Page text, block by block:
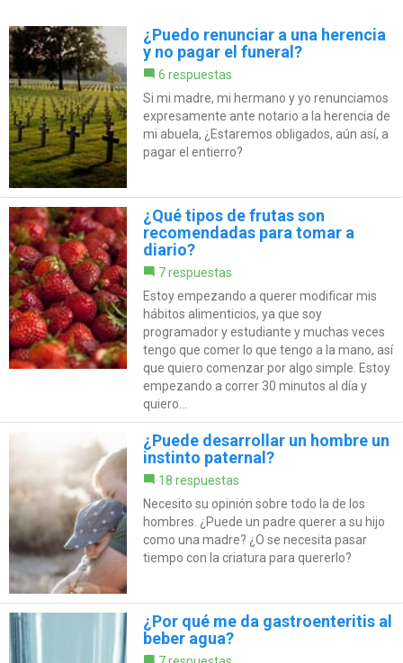
¿Puedo renunciar a una herencia
y no pagar el funeral?
6 respuestas
Si mi madre, mi hermano y yo renunciamos
expresamente ante notario a la herencia de
mi abuela, ¿Estaremos obligados, aún así, a
pagar el entierro?
¿Qué tipos de frutas son
recomendadas para tomar a
diario?
7 respuestas
Estoy empezando a querer modificar mis
hábitos alimenticios, ya que soy
programador y estudiante y muchas veces
tengo que comer lo que tengo a la mano, así
que quiero comenzar por algo simple. Estoy
empezando a correr 30 minutos al día y
quiero...
¿Puede desarrollar un hombre un
instinto paternal?
18 respuestas
Necesito su opinión sobre todo la de los
hombres. ¿Puede un padre querer a su hijo
como una madre? ¿O se necesita pasar
tiempo con la criatura para quererlo?
¿Por qué me da gastroenteritis al
beber agua?